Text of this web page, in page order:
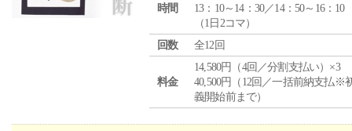
時間
13：10～14：30／14：50～16：10
（1日2コマ）
回数
全12回
料金
14,580円（4回／分割支払い）×3
40,500円（12回／一括前納支払※
義開始前まで）